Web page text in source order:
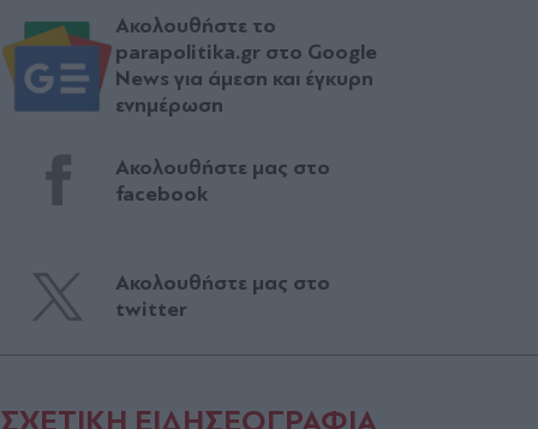
Ακολουθήστε το
parapolitika.gr στο Google
News για άμεση και έγκυρη
ενημέρωση
Ακολουθήστε μας στο
facebook
Ακολουθήστε μας στο
twitter
ΣΧΕΤΙΚΗ ΕΙΔΗΣΕΟΓΡΑΦΙΑ